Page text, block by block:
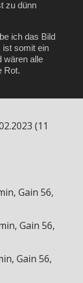
zu dünn
ich das Bild
ist somit ein
wären alle
Rot.
(11
Gain 56,
Gain 56,
Gain 56,